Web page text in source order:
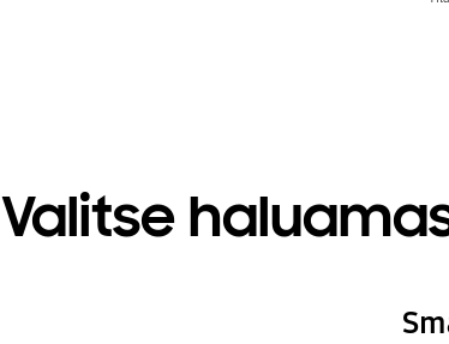
Valitse